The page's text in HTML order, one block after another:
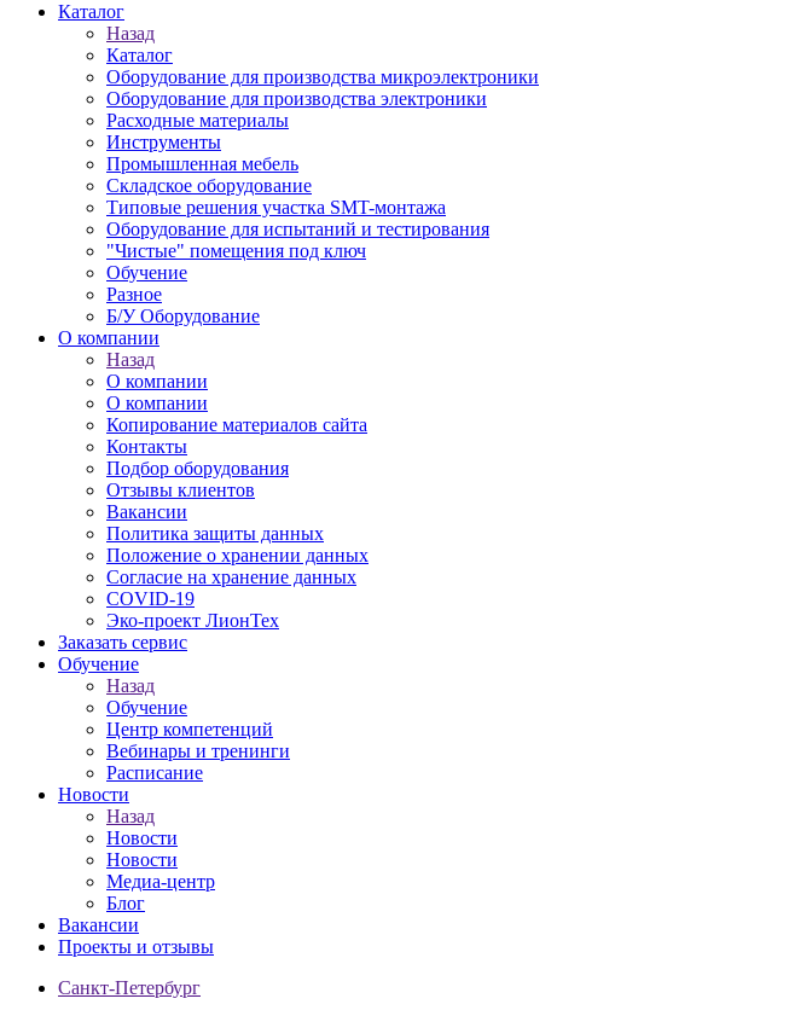
Каталог
Назад
Каталог
Оборудование для производства микроэлектроники
Оборудование для производства электроники
Расходные материалы
Инструменты
Промышленная мебель
Складское оборудование
Типовые решения участка SMT-монтажа
Оборудование для испытаний и тестирования
"Чистые" помещения под ключ
Обучение
Разное
Б/У Оборудование
О компании
Назад
О компании
О компании
Копирование материалов сайта
Контакты
Подбор оборудования
Отзывы клиентов
Вакансии
Политика защиты данных
Положение о хранении данных
Согласие на хранение данных
COVID-19
Эко-проект ЛионТех
Заказать сервис
Обучение
Назад
Обучение
Центр компетенций
Вебинары и тренинги
Расписание
Новости
Назад
Новости
Новости
Медиа-центр
Блог
Вакансии
Проекты и отзывы
Санкт-Петербург